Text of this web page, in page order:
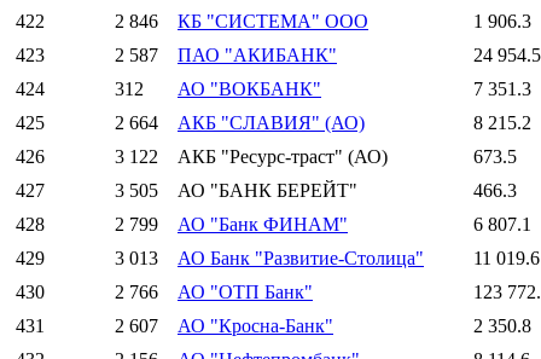
422
2 846 КБ "СИСТЕМА" ООО
1 906.3
423
2 587 ПАО "АКИБАНК"
24 954.5
424
312 АО "ВОКБАНК"
7 351.3
425
2 664 АКБ "СЛАВИЯ" (АО)
8 215.2
426
3 122 АКБ "Ресурс-траст" (АО)
673.5
427
3 505 АО "БАНК БЕРЕЙТ"
466.3
428
2 799 АО "Банк ФИНАМ"
6 807.1
429
3 013 АО Банк "Развитие-Столица"
11 019.6
430
2 766 АО "ОТП Банк"
123
431
2 607 АО "Кросна-Банк"
2 350.8